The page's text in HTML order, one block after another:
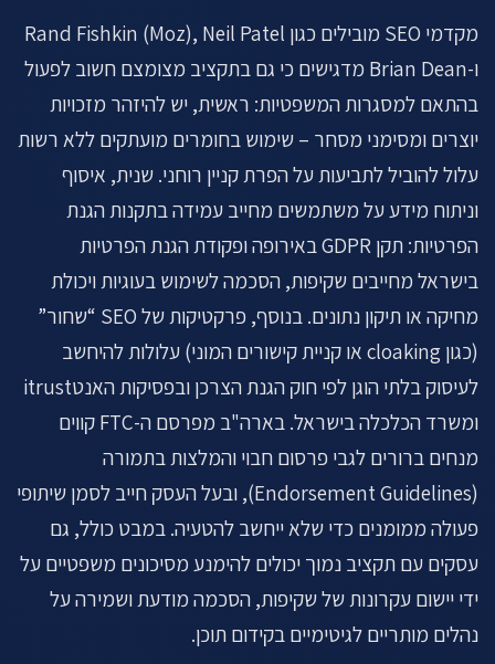
מקדמי SEO מובילים כגון Rand Fishkin (Moz), Neil Patel
ו-Brian Dean מדגישים כי גם בתקציב מצומצם חשוב לפעול
בהתאם למסגרות המשפטיות: ראשית, יש להיזהר מזכויות
יוצרים ומסימני מסחר – שימוש בחומרים מועתקים ללא רשות
עלול להוביל לתביעות על הפרת קניין רוחני. שנית, איסוף
וניתוח מידע על משתמשים מחייב עמידה בתקנות הגנת
הפרטיות: תקן GDPR באירופה ופקודת הגנת הפרטיות
בישראל מחייבים שקיפות, הסכמה לשימוש בעוגיות ויכולת
מחיקה או תיקון נתונים. בנוסף, פרקטיקות של SEO “שחור”
(כגון cloaking או קניית קישורים המוני) עלולות להיחשב
לעיסוק בלתי הוגן לפי חוק הגנת הצרכן ובפסיקות האנטitrust
ומשרד הכלכלה בישראל. בארה"ב מפרסם ה-FTC קווים
מנחים ברורים לגבי פרסום חבוי והמלצות בתמורה
(Endorsement Guidelines), ובעל העסק חייב לסמן שיתופי
פעולה ממומנים כדי שלא ייחשב להטעיה. במבט כולל, גם
עסקים עם תקציב נמוך יכולים להימנע מסיכונים משפטיים על
ידי יישום עקרונות של שקיפות, הסכמה מודעת ושמירה על
נהלים מותריים לגיטימיים בקידום תוכן.